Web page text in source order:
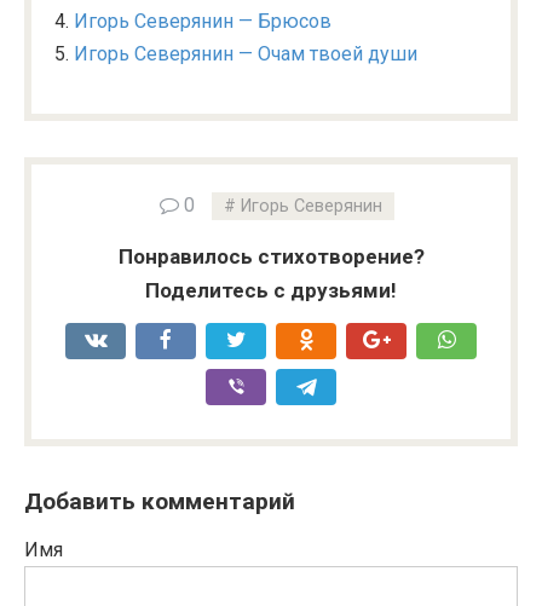
Игорь Северянин — Брюсов
Игорь Северянин — Очам твоей души
0 Игорь Северянин
Понравилось стихотворение?
Поделитесь с друзьями!
Добавить комментарий
Имя